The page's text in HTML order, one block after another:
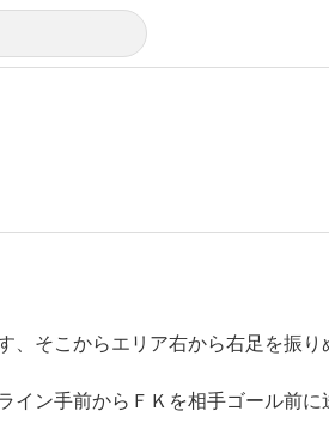
、そこからエリア右から右足を振り
イン手前からＦＫを相手ゴール前に